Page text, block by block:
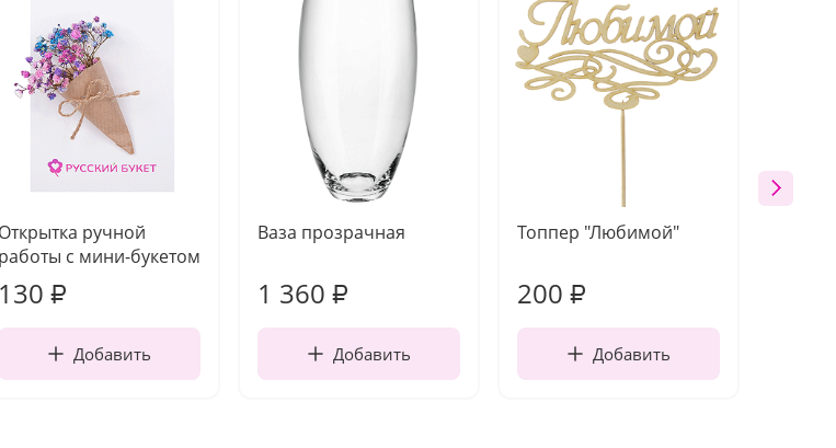
Открытка ручной
работы с мини-букетом
130 ₽
Добавить
Ваза прозрачная
1 360 ₽
Добавить
Топпер "Любимой"
200 ₽
Добавить